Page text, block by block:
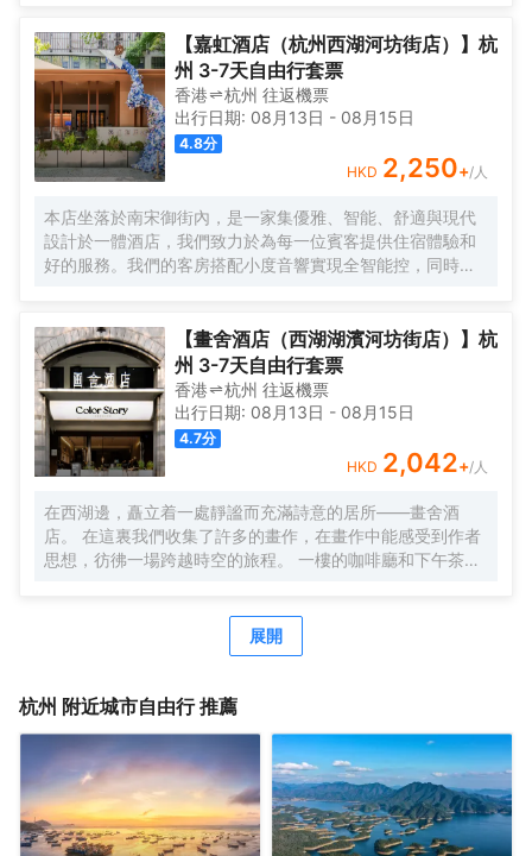
早餐廳：為您精心準備豐富多樣的中西式自助早餐，開啟活
力滿滿的一天。 - 正餐廳：主打蕭山菜及特色菜餚，讓您品
嚐到地道的江南風味。餐廳內設有9個獨立包廂，為您提供私
密優雅的用餐環境，無論是商務宴請還是家庭聚餐都十分適
宜。
【嘉虹酒店（杭州西湖河坊街店）】杭
州 3-7天自由行套票
香港 杭州 往返機票
出行日期: 08月13日 - 08月15日
4.8分
HKD 2,250+/人
本店坐落於南宋御街內，是一家集優雅、智能、舒適與現代
設計於一體酒店，我們致力於為每一位賓客提供住宿體驗和
好的服務。我們的客房搭配小度音響實現全智能控，同時配
多元化體驗。逛西湖，住本店！【畫舍酒店（西湖湖濱河坊街店）】杭
州 3-7天自由行套票
香港 杭州 往返機票
出行日期: 08月13日 - 08月15日
4.7分
HKD 2,042+/人
在西湖邊，矗立着一處靜謐而充滿詩意的居所——畫舍酒
店。 在這裏我們收集了許多的畫作，在畫作中能感受到作者
思想，彷彿一場跨越時空的旅程。 一樓的咖啡廳和下午茶，
每一位旅者提供着便捷與寧靜的雙重禮遇。 距離碧波盪漾的
西湖僅五分鐘車程，您將能輕易捕捉到她的風華絕代；前往
鐘，讓您在歷史的長河中漫步，感受古都的韻味。酒店臨近
不僅是地理位置上的便利，更是文化、藝術與生活的交融。
每間客房都獨具匠心，色彩與光線交織，為您營造出不同的
情感氛圍。朝西的落地窗大床房，讓每一個温暖的午後都有
陽光灑進房間，喚醒沉睡的心靈；超大落地窗，讓您貼近這
個城市，感受它的脈搏與呼吸。 我們深知旅途的疲憊，因
展開
杭州 附近城市自由行 推薦